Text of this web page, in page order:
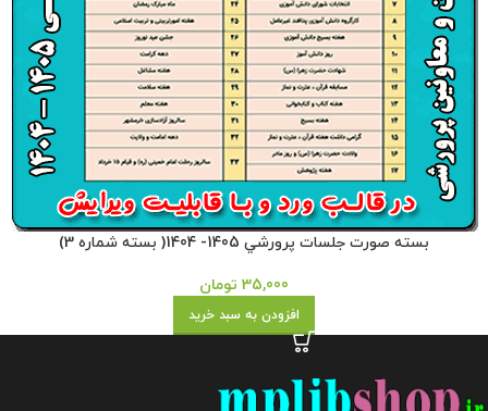
بسته صورت جلسات پرورشي 1405- 1404( بسته شماره 3)
35,000 تومان
افزودن به سبد خرید